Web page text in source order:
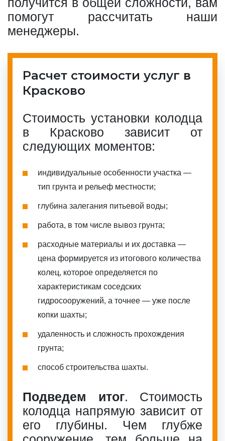
помогут рассчитать наши
менеджеры.
Расчет стоимости услуг в
Красково
Стоимость установки колодца
в Красково зависит от
следующих моментов:
индивидуальные особенности участка —
тип грунта и рельеф местности;
глубина залегания питьевой воды;
работа, в том числе вывоз грунта;
расходные материалы и их доставка —
цена формируется из итогового количества
колец, которое определяется по
характеристикам соседских
гидросооружений, а точнее — уже после
копки шахты;
удаленность и сложность прохождения
грунта;
способ строительства шахты.
Подведем итог. Стоимость
колодца напрямую зависит от
его глубины. Чем глубже